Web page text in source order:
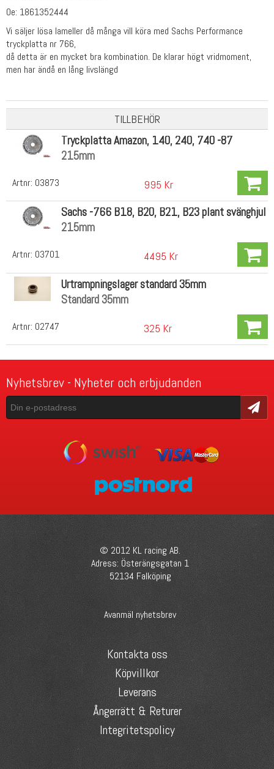
Oe: 1861352444
Vi säljer lösa lameller då många vill köra med Sachs Performance
tryckplatta nr 766,
då detta är en mycket bra kombination. De klarar högt vridmoment,
men har ändå en lång livslängd
TILLBEHÖR
Artnr: 03873
Tryckplatta Amazon, 140, 240, 740 -87
215mm
995 Kr
Artnr: 03701
Sachs -766 B18, B20, B21, B23 plant svänghjul
215mm
4495 Kr
Artnr: 02747
Urtrampningslager standard 35mm
Standard 35mm
325 Kr
Nyhetsbrev - Nyheter och erbjudanden
Skicka
© 2012 KL racing AB.
Adress: Österängsgatan 1
52134 Falköping
Avanmäl nyhetsbrev
Kontakta oss
Köpvillkor
Leverans
Ångerrätt & Returer
Integritetspolicy